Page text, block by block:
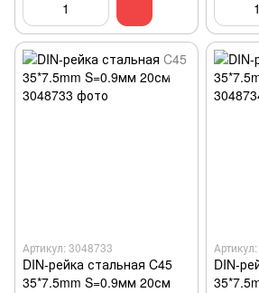
Артикул: 3048733
DIN-рейка стальная C45
35*7.5mm S=0.9мм 20см
DIN-